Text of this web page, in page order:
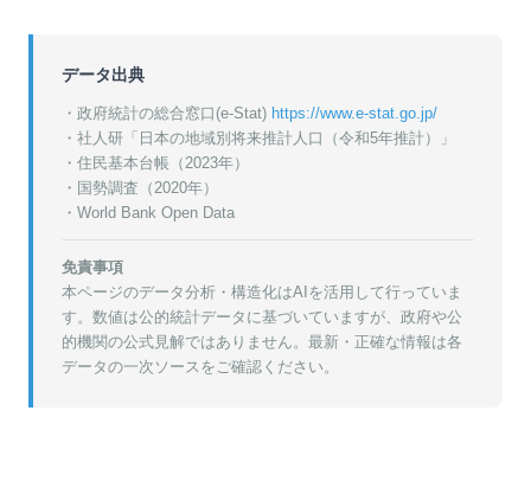
データ出典
・政府統計の総合窓口(e-Stat) https://www.e-stat.go.jp/
・ 社人研「日本の地域別将来推計人口（令和5年推計）」
・ 住民基本台帳（2023年）
・ 国勢調査（2020年）
・World Bank Open Data
免責事項
本ページのデータ分析・構造化はAIを活用して行っていま
す。数値は公的統計データに基づいていますが、政府や公
的機関の公式見解ではありません。最新・正確な情報は各
データの一次ソースをご確認ください。